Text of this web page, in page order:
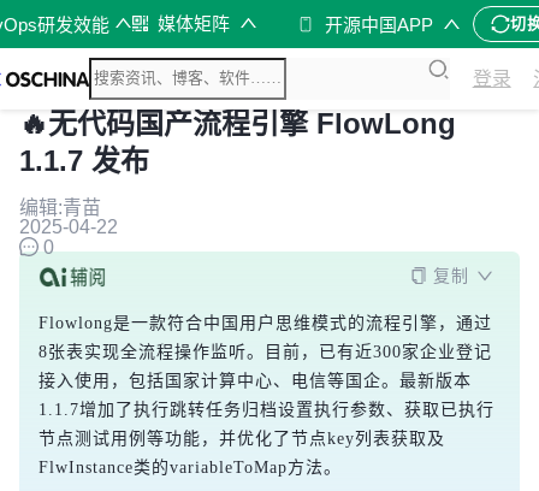
研发效能 媒体矩阵 开源中国APP 切
登录
🔥无代码国产流程引擎 FlowLong
1.1.7 发布
编辑:青苗
2025-04-22
0
复制
Flowlong是一款符合中国用户思维模式的流程引擎，通过
8张表实现全流程操作监听。目前，已有近300家企业登记
接入使用，包括国家计算中心、电信等国企。最新版本
1.1.7增加了执行跳转任务归档设置执行参数、获取已执行
节点测试用例等功能，并优化了节点key列表获取及
FlwInstance类的variableToMap方法。